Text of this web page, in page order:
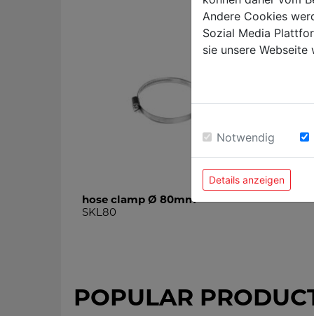
hose clamp Ø 80mm
SKL80
POPULAR
Andere Cookies
Sozial Media
sie unsere
Notwendig
Details anzeigen